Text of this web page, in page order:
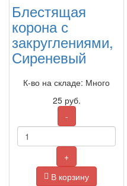
Блестящая
корона с
закруглениями,
Сиреневый
К-во на складе: Много
25 руб.
-
+
В корзину